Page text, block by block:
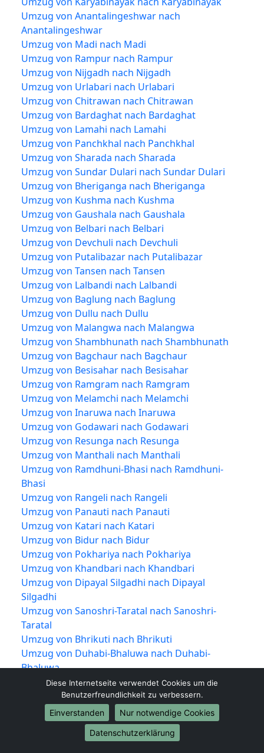
Umzug von Anantalingeshwar nach
Anantalingeshwar
Umzug von Madi nach Madi
Umzug von Rampur nach Rampur
Umzug von Nijgadh nach Nijgadh
Umzug von Urlabari nach Urlabari
Umzug von Chitrawan nach Chitrawan
Umzug von Bardaghat nach Bardaghat
Umzug von Lamahi nach Lamahi
Umzug von Panchkhal nach Panchkhal
Umzug von Sharada nach Sharada
Umzug von Sundar Dulari nach Sundar Dulari
Umzug von Bheriganga nach Bheriganga
Umzug von Kushma nach Kushma
Umzug von Gaushala nach Gaushala
Umzug von Belbari nach Belbari
Umzug von Devchuli nach Devchuli
Umzug von Putalibazar nach Putalibazar
Umzug von Tansen nach Tansen
Umzug von Lalbandi nach Lalbandi
Umzug von Baglung nach Baglung
Umzug von Dullu nach Dullu
Umzug von Malangwa nach Malangwa
Umzug von Shambhunath nach Shambhunath
Umzug von Bagchaur nach Bagchaur
Umzug von Besisahar nach Besisahar
Umzug von Ramgram nach Ramgram
Umzug von Melamchi nach Melamchi
Umzug von Inaruwa nach Inaruwa
Umzug von Godawari nach Godawari
Umzug von Resunga nach Resunga
Umzug von Manthali nach Manthali
Umzug von Ramdhuni-Bhasi nach Ramdhuni-
Bhasi
Umzug von Rangeli nach Rangeli
Umzug von Panauti nach Panauti
Umzug von Katari nach Katari
Umzug von Bidur nach Bidur
Umzug von Pokhariya nach Pokhariya
Umzug von Khandbari nach Khandbari
Umzug von Dipayal Silgadhi nach Dipayal
Silgadhi
Umzug von Sanoshri-Taratal nach Sanoshri-
Taratal
Umzug von Bhrikuti nach Bhrikuti
Umzug von Duhabi-Bhaluwa nach Duhabi-
Bhaluwa
Umzug von Shankharapur nach Shankharapur
Umzug von Dudhauli nach Dudhauli
Umzug von Sabaila nach Sabaila
Umzug von Banepa nach Banepa
Umzug von Phidim nach Phidim
Diese Internetseite verwendet Cookies um die
Benutzerfreundlichkeit zu verbessern.
Einverstanden
Nur notwendige Cookies
Datenschutzerklärung